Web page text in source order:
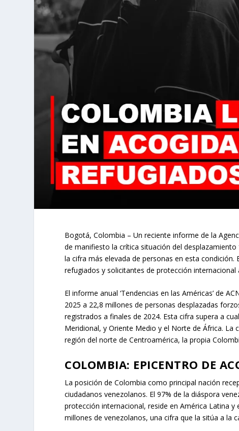
Bogotá, Colombia – Un reciente informe de la
de manifiesto la crítica situación del
la cifra más elevada de personas en esta
refugiados y solicitantes de protección
El informe anual ‘Tendencias en las Américas’ de
2025 a 22,8 millones de personas desplazadas
registrados a finales de 2024. Esta cifra supera a
Meridional, y Oriente Medio y el Norte de África. La
región del norte de Centroamérica, la propia
COLOMBIA: EPICENTRO DE
La posición de Colombia como principal nación
ciudadanos venezolanos. El 97% de la diáspora
protección internacional, reside en América Latina
millones de venezolanos, una cifra que la sitúa a la